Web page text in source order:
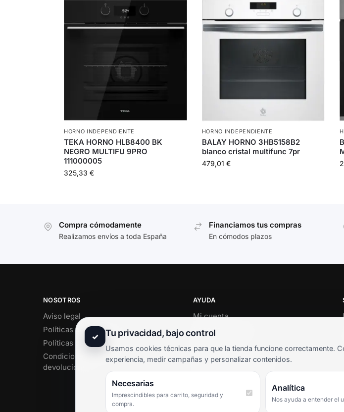
HORNO INDEPENDIENTE
TEKA HORNO HLB8400 BK
NEGRO MULTIFU 9PRO
111000005
325,33 €
HORNO INDEPENDIENTE
BALAY HORNO 3HB5158B2
blanco cristal multifunc 7pr
479,01 €
Compra cómodamente
Realizamos envíos a toda España
Financiamos tus compras
En cómodos plazos
NOSOTROS
Aviso legal
Políticas de privacidad
Políticas de cookies
Condiciones de envío y
devoluciones
AYUDA
Mi cuenta
Soporte al cliente
Términos y condiciones
Preguntas frecuentes
✓ Tu privacidad, bajo control
Usamos cookies técnicas para que la tienda funcione correctamente.
experiencia, medir campañas y personalizar contenidos.
Necesarias
Imprescindibles para carrito, seguridad y
compra.
Analítica
Nos ayuda a entender el